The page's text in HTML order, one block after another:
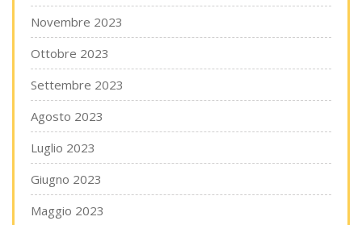
Novembre 2023
Ottobre 2023
Settembre 2023
Agosto 2023
Luglio 2023
Giugno 2023
Maggio 2023